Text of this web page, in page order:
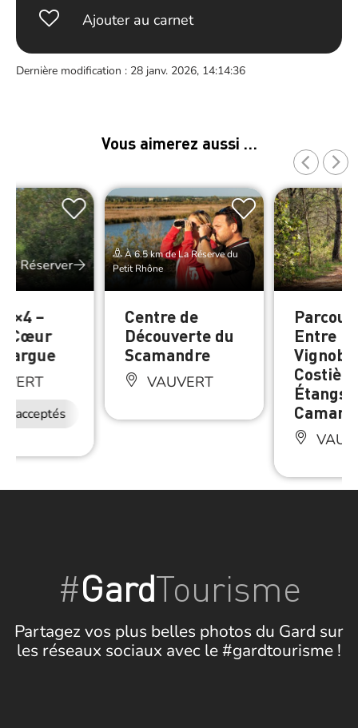
Ajouter au carnet
Dernière modification : 28 janv. 2026, 14:14:36
Vous aimerez aussi …
Réserver
–
Cœur
acceptés
À 6.5 km de La Réserve du
Petit Rhône
Centre de
Découverte du
Scamandre
VAUVERT
Entre
Étangs
#GardTourisme
Partagez vos plus belles photos du Gard sur
les réseaux sociaux avec le #gardtourisme !